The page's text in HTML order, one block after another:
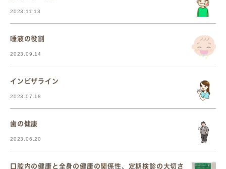
2023.11.13
唾液の役割
2023.09.14
インビザライン
2023.07.18
歯の健康
2023.06.20
口腔内の健康と全身の健康の関係性、定期検診の大切さ